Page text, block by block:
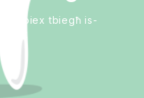
biex tbiegħ is-